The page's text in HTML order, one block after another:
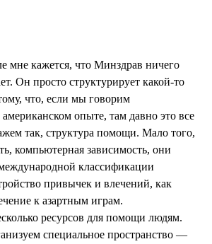
мне кажется, что Минздрав ничего
Он просто структурирует какой-то
что, если мы говорим
опыте, там давно это все
так, структура помощи. Мало того,
компьютерная зависимость, они
классификации
привычек и влечений, как
к азартным играм.
ресурсов для помощи людям.
специальное пространство —